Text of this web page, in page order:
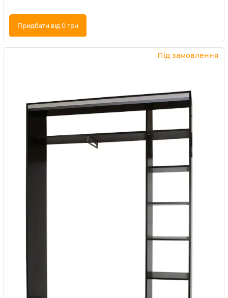
Придбати від 0 грн
Купити в 1 клік
Під замовлення